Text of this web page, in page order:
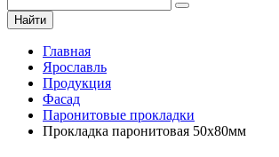
Найти
Главная
Ярославль
Продукция
Фасад
Паронитовые прокладки
Прокладка паронитовая 50х80мм